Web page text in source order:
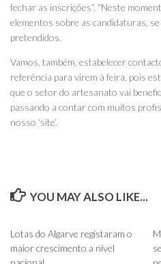
fechar as inscrições”. “Neste
elementos sobre as candidaturas,
pretendidos.
Vamos, também, estabelecer
referência para virem à feira, pois
que o setor do artesanato vai
passando a contar com muitos
nosso ‘site’.
YOU MAY ALSO LIKE...
Lotas do Algarve registaram o
maior crescimento a nível